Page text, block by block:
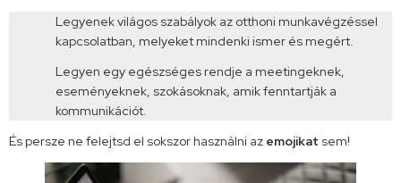
Legyenek világos szabályok az otthoni munkavégzéssel
kapcsolatban, melyeket mindenki ismer és megért.
Legyen egy egészséges rendje a meetingeknek,
eseményeknek, szokásoknak, amik fenntartják a
kommunikációt.
És persze ne felejtsd el sokszor használni az emojikat sem!